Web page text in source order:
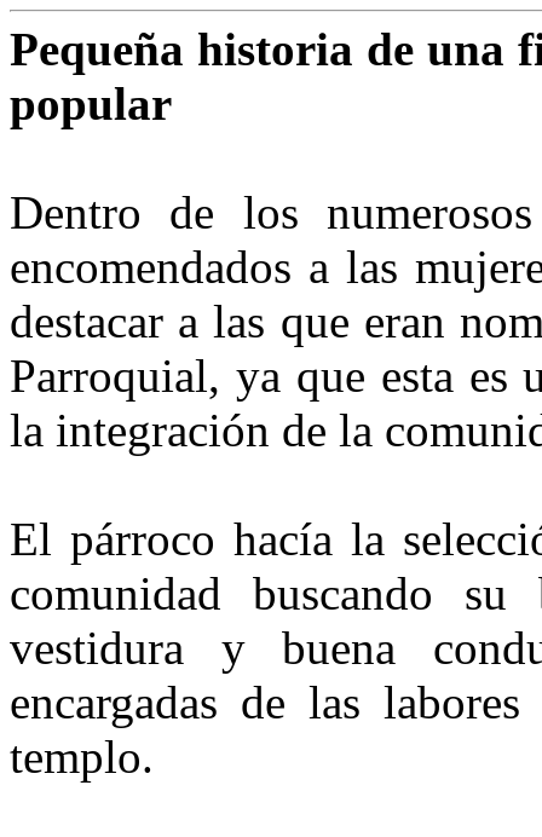
Pequeña historia de una
popular
Dentro de los
encomendados a las
destacar a las que eran
Parroquial, ya que esta es
la integración de la
El párroco hacía la
comunidad buscando
vestidura y buena
encargadas de las
templo.